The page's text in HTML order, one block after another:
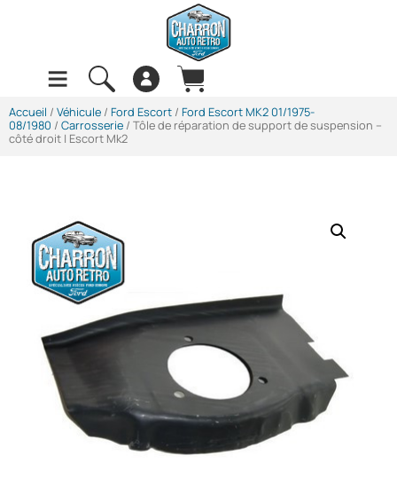
Accueil / Véhicule / Ford Escort / Ford Escort MK2 01/1975-
08/1980 / Carrosserie / Tôle de réparation de support de suspension –
côté droit | Escort Mk2